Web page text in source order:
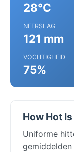
28°C
NEERSLAG
121 mm
VOCHTIGHEID
75%
How Hot
Uniforme